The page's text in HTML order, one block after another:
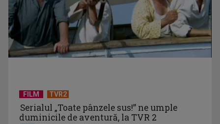
„Brazilia – întoarcerea la pădure”: salvarea vine din
înţelepciunea veche, ...
FILM TVR2
Serialul „Toate pânzele sus!” ne umple
duminicile de aventură, la TVR 2